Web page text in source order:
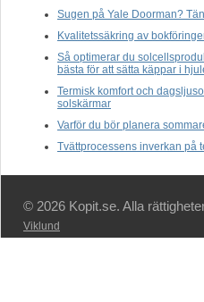
Sugen på Yale Doorman?
Kvalitetssäkring av
Så optimerar du
bästa för att sätta käppar i
Termisk komfort och
solskärmar
Varför du bör planera
Tvättprocessens inverkan på
© 2026 Kopit.se. Alla
Viklund